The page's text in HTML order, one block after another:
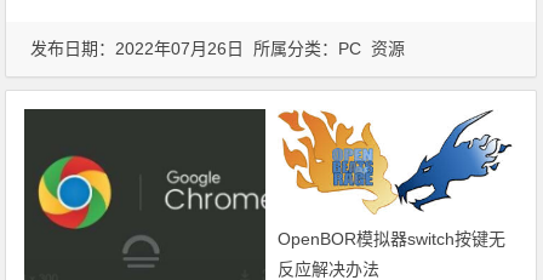
发布日期：2022年07月26日 所属分类： PC 资源
OpenBOR模拟器switch按键无
反应解决办法